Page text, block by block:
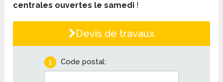
centrales ouvertes le samedi !
Devis de travaux
1 Code postal: